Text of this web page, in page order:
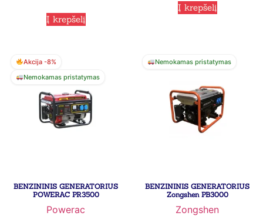
Į krepšelį
Į krepšelį
Akcija -8%
Nemokamas pristatymas
BENZININIS GENERATORIUS
POWERAC PR3500
Powerac
Nemokamas pristatymas
BENZININIS GENERATORIUS
Zongshen PB3000
Zongshen